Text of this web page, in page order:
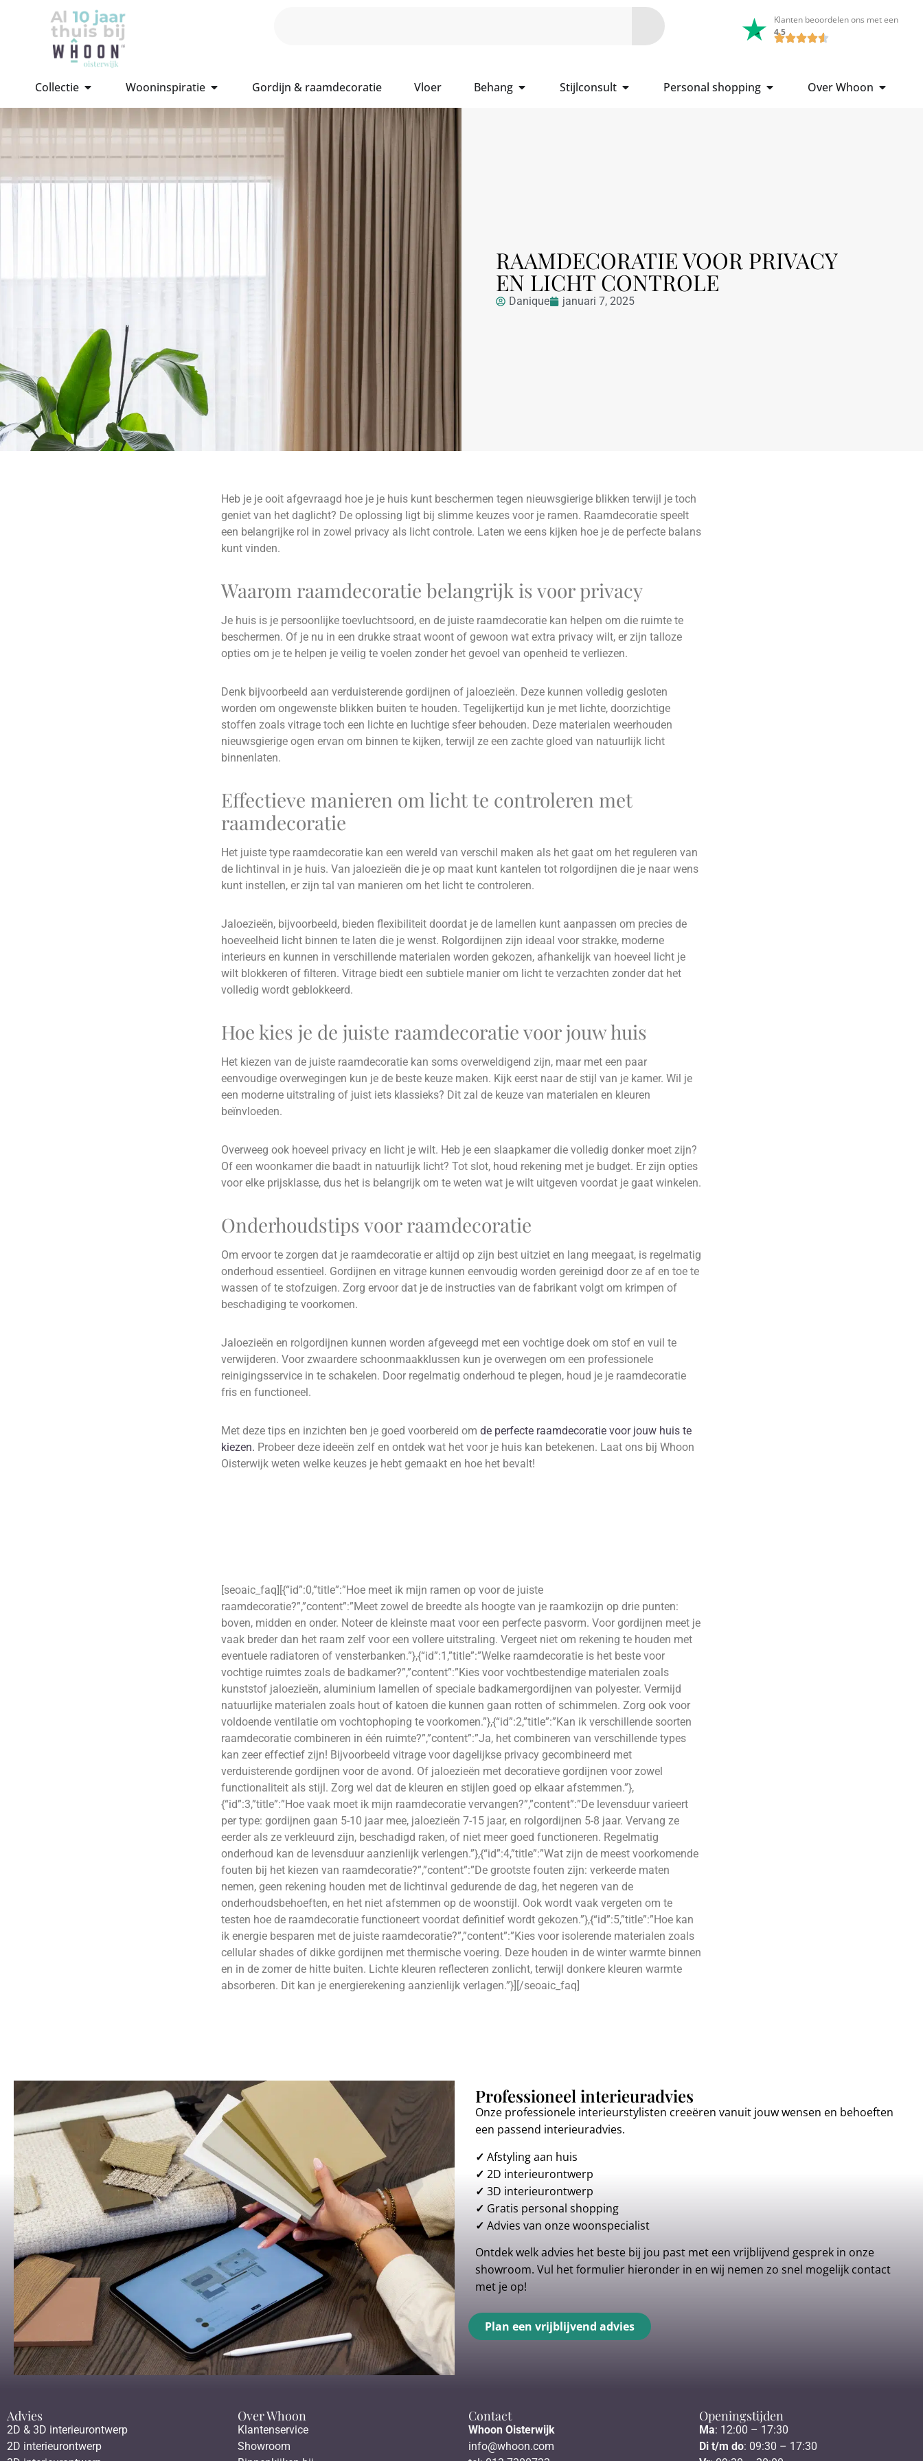
Klanten beoordelen ons met een
4.5
Collectie Wooninspiratie Gordijn & raamdecoratie Vloer Behang Stijlconsult Personal shopping Over Whoon
RAAMDECORATIE VOOR PRIVACY
EN LICHT CONTROLE
Danique januari 7, 2025
Heb je je ooit afgevraagd hoe je je huis kunt beschermen tegen nieuwsgierige blikken terwijl je toch
geniet van het daglicht? De oplossing ligt bij slimme keuzes voor je ramen. Raamdecoratie speelt
een belangrijke rol in zowel privacy als licht controle. Laten we eens kijken hoe je de perfecte balans
kunt vinden.
Waarom raamdecoratie belangrijk is voor privacy
Je huis is je persoonlijke toevluchtsoord, en de juiste raamdecoratie kan helpen om die ruimte te
beschermen. Of je nu in een drukke straat woont of gewoon wat extra privacy wilt, er zijn talloze
opties om je te helpen je veilig te voelen zonder het gevoel van openheid te verliezen.
Denk bijvoorbeeld aan verduisterende gordijnen of jaloezieën. Deze kunnen volledig gesloten
worden om ongewenste blikken buiten te houden. Tegelijkertijd kun je met lichte, doorzichtige
stoffen zoals vitrage toch een lichte en luchtige sfeer behouden. Deze materialen weerhouden
nieuwsgierige ogen ervan om binnen te kijken, terwijl ze een zachte gloed van natuurlijk licht
binnenlaten.
Effectieve manieren om licht te controleren met
raamdecoratie
Het juiste type raamdecoratie kan een wereld van verschil maken als het gaat om het reguleren van
de lichtinval in je huis. Van jaloezieën die je op maat kunt kantelen tot rolgordijnen die je naar wens
kunt instellen, er zijn tal van manieren om het licht te controleren.
Jaloezieën, bijvoorbeeld, bieden flexibiliteit doordat je de lamellen kunt aanpassen om precies de
hoeveelheid licht binnen te laten die je wenst. Rolgordijnen zijn ideaal voor strakke, moderne
interieurs en kunnen in verschillende materialen worden gekozen, afhankelijk van hoeveel licht je
wilt blokkeren of filteren. Vitrage biedt een subtiele manier om licht te verzachten zonder dat het
volledig wordt geblokkeerd.
Hoe kies je de juiste raamdecoratie voor jouw huis
Het kiezen van de juiste raamdecoratie kan soms overweldigend zijn, maar met een paar
eenvoudige overwegingen kun je de beste keuze maken. Kijk eerst naar de stijl van je kamer. Wil je
een moderne uitstraling of juist iets klassieks? Dit zal de keuze van materialen en kleuren
beïnvloeden.
Overweeg ook hoeveel privacy en licht je wilt. Heb je een slaapkamer die volledig donker moet zijn?
Of een woonkamer die baadt in natuurlijk licht? Tot slot, houd rekening met je budget. Er zijn opties
voor elke prijsklasse, dus het is belangrijk om te weten wat je wilt uitgeven voordat je gaat winkelen.
Onderhoudstips voor raamdecoratie
Om ervoor te zorgen dat je raamdecoratie er altijd op zijn best uitziet en lang meegaat, is regelmatig
onderhoud essentieel. Gordijnen en vitrage kunnen eenvoudig worden gereinigd door ze af en toe te
wassen of te stofzuigen. Zorg ervoor dat je de instructies van de fabrikant volgt om krimpen of
beschadiging te voorkomen.
Jaloezieën en rolgordijnen kunnen worden afgeveegd met een vochtige doek om stof en vuil te
verwijderen. Voor zwaardere schoonmaakklussen kun je overwegen om een professionele
reinigingsservice in te schakelen. Door regelmatig onderhoud te plegen, houd je je raamdecoratie
fris en functioneel.
Met deze tips en inzichten ben je goed voorbereid om de perfecte raamdecoratie voor jouw huis te
kiezen. Probeer deze ideeën zelf en ontdek wat het voor je huis kan betekenen. Laat ons bij Whoon
Oisterwijk weten welke keuzes je hebt gemaakt en hoe het bevalt!
[seoaic_faq][{“id”:0,”title”:”Hoe meet ik mijn ramen op voor de juiste
raamdecoratie?”,”content”:”Meet zowel de breedte als hoogte van je raamkozijn op drie punten:
boven, midden en onder. Noteer de kleinste maat voor een perfecte pasvorm. Voor gordijnen meet je
vaak breder dan het raam zelf voor een vollere uitstraling. Vergeet niet om rekening te houden met
eventuele radiatoren of vensterbanken.”},{“id”:1,”title”:”Welke raamdecoratie is het beste voor
vochtige ruimtes zoals de badkamer?”,”content”:”Kies voor vochtbestendige materialen zoals
kunststof jaloezieën, aluminium lamellen of speciale badkamergordijnen van polyester. Vermijd
natuurlijke materialen zoals hout of katoen die kunnen gaan rotten of schimmelen. Zorg ook voor
voldoende ventilatie om vochtophoping te voorkomen.”},{“id”:2,”title”:”Kan ik verschillende soorten
raamdecoratie combineren in één ruimte?”,”content”:”Ja, het combineren van verschillende types
kan zeer effectief zijn! Bijvoorbeeld vitrage voor dagelijkse privacy gecombineerd met
verduisterende gordijnen voor de avond. Of jaloezieën met decoratieve gordijnen voor zowel
functionaliteit als stijl. Zorg wel dat de kleuren en stijlen goed op elkaar afstemmen.”},
{“id”:3,”title”:”Hoe vaak moet ik mijn raamdecoratie vervangen?”,”content”:”De levensduur varieert
per type: gordijnen gaan 5-10 jaar mee, jaloezieën 7-15 jaar, en rolgordijnen 5-8 jaar. Vervang ze
eerder als ze verkleuurd zijn, beschadigd raken, of niet meer goed functioneren. Regelmatig
onderhoud kan de levensduur aanzienlijk verlengen.”},{“id”:4,”title”:”Wat zijn de meest voorkomende
fouten bij het kiezen van raamdecoratie?”,”content”:”De grootste fouten zijn: verkeerde maten
nemen, geen rekening houden met de lichtinval gedurende de dag, het negeren van de
onderhoudsbehoeften, en het niet afstemmen op de woonstijl. Ook wordt vaak vergeten om te
testen hoe de raamdecoratie functioneert voordat definitief wordt gekozen.”},{“id”:5,”title”:”Hoe kan
ik energie besparen met de juiste raamdecoratie?”,”content”:”Kies voor isolerende materialen zoals
cellular shades of dikke gordijnen met thermische voering. Deze houden in de winter warmte binnen
en in de zomer de hitte buiten. Lichte kleuren reflecteren zonlicht, terwijl donkere kleuren warmte
absorberen. Dit kan je energierekening aanzienlijk verlagen.”}][/seoaic_faq]
Professioneel interieuradvies
Onze professionele interieurstylisten creeëren vanuit jouw wensen en behoeften
een passend interieuradvies.
✓ Afstyling aan huis
✓ 2D interieurontwerp
✓ 3D interieurontwerp
✓ Gratis personal shopping
✓ Advies van onze woonspecialist
Ontdek welk advies het beste bij jou past met een vrijblijvend gesprek in onze
showroom. Vul het formulier hieronder in en wij nemen zo snel mogelijk contact
met je op!
Plan een vrijblijvend advies
Advies
2D & 3D interieurontwerp
2D interieurontwerp
Over Whoon
Klantenservice
Showroom
Contact
Whoon Oisterwijk
info@whoon.com
Openingstijden
Ma: 12:00 – 17:30
Di t/m do: 09:30 – 17:30